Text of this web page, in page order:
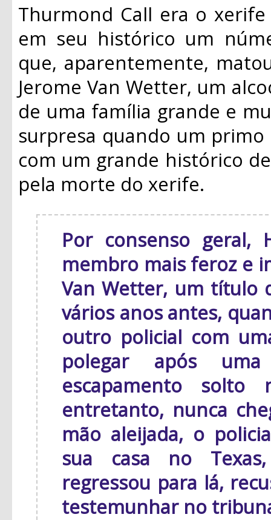
Thurmond Call era o
em seu histórico um
que, aparentemente,
Jerome Van Wetter, um
de uma família grande e
surpresa quando um primo
com um grande histórico
pela morte do xerife.
Por consenso geral,
membro mais feroz e
Van Wetter, um título
vários anos antes,
outro policial com
polegar após
escapamento solto
entretanto, nunca
mão aleijada, o
sua casa no
regressou para lá,
testemunhar no